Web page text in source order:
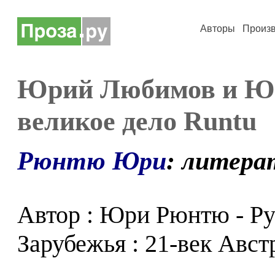
Авторы
Юрий Любимов и
великое дело Runtu
Рюнтю Юри:
Автор : Юри Рюнтю -
Зарубежья : 21-век